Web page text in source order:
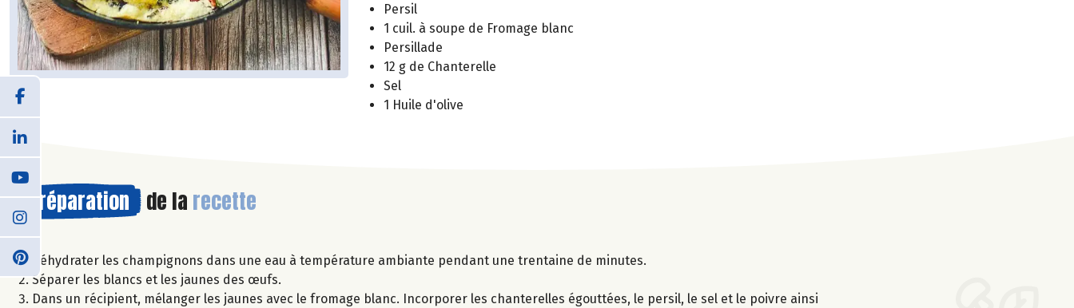
Persil
1 cuil. à soupe de Fromage blanc
Persillade
12 g de Chanterelle
Sel
1 Huile d'olive
Préparation de la recette
Réhydrater les champignons dans une eau à température ambiante pendant une trentaine de minutes.
Séparer les blancs et les jaunes des œufs.
Dans un récipient, mélanger les jaunes avec le fromage blanc. Incorporer les chanterelles égouttées, le persil, le sel et le poivre ainsi